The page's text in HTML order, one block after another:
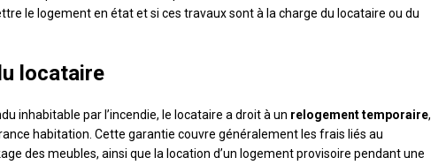
le logement en état et si ces travaux sont à la charge du locataire ou du
locataire
inhabitable par l’incendie, le locataire a droit à un relogement temporaire,
habitation. Cette garantie couvre généralement les frais liés au
des meubles, ainsi que la location d’un logement provisoire pendant une